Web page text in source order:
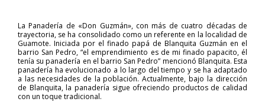
La Panadería de «Don Guzmán», con más de cuatro décadas de
trayectoria, se ha consolidado como un referente en la localidad de
Guamote. Iniciada por el finado papá de Blanquita Guzmán en el
barrio San Pedro, “el emprendimiento es de mi finado papacito, él
tenía su panadería en el barrio San Pedro” mencionó Blanquita. Esta
panadería ha evolucionado a lo largo del tiempo y se ha adaptado
a las necesidades de la población. Actualmente, bajo la dirección
de Blanquita, la panadería sigue ofreciendo productos de calidad
con un toque tradicional.